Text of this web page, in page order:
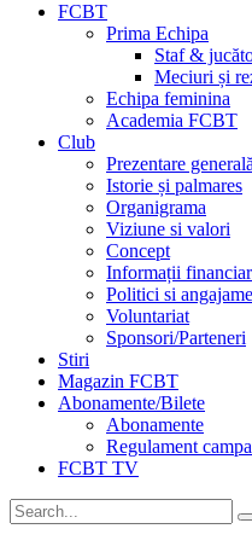
FCBT
Prima Echipa
Staf &
Meciuri și
Echipa feminina
Academia FCBT
Club
Prezentare generală
Istorie și palmares
Organigrama
Viziune si valori
Concept
Informații
Politici si
Voluntariat
Sponsori/Parteneri
Stiri
Magazin FCBT
Abonamente/Bilete
Abonamente
Regulament
FCBT TV